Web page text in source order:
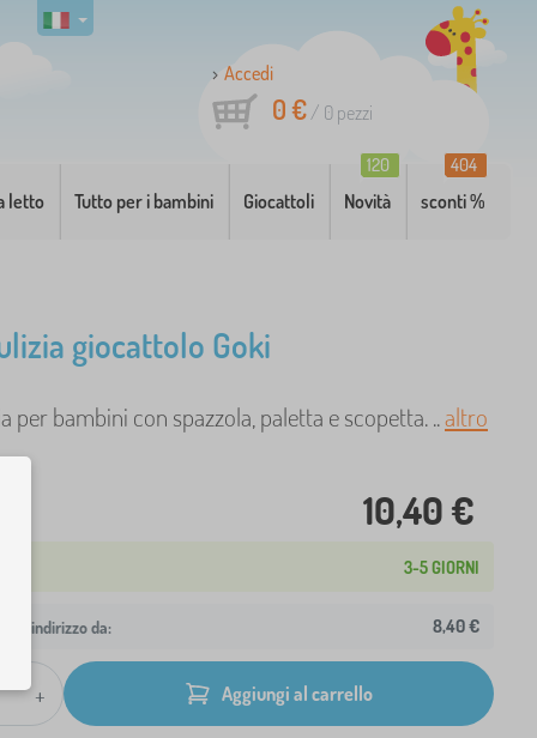
Accedi
0 €/ 0 pezzi
letto Tutto per i bambini Giocattoli Novità
120
sconti %
404
giocattolo Goki
per bambini con spazzola, paletta e scopetta. ..altro
10,40 €
3-5 GIORNI
tuo indirizzo da: 8,40 €
+ Aggiungi al carrello